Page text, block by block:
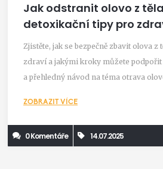
Jak odstranit olovo z
detoxikační tipy pro
Zjistěte, jak se bezpečně zbavit olova z
zdraví a jakými kroky můžete
a přehledný návod na téma otrava
ZOBRAZIT VÍCE
0 Komentáře 14.07.2025